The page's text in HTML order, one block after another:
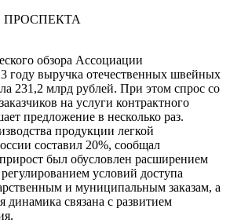
обзора Ассоциации
году выручка отечественных швейных
231,2 млрд рублей. При этом спрос со
на услуги контрактного
предложение в несколько раз.
продукции легкой
составил 20%, сообщал
был обусловлен расширением
условий доступа
и муниципальным заказам, а
динамика связана с развитием